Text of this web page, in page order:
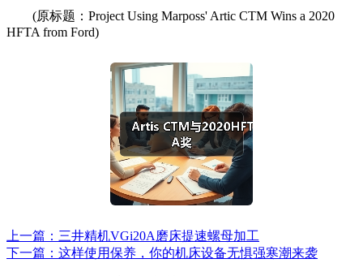
(原标题：Project Using Marposs' Artic CTM Wins a 2020
HFTA from Ford)
上一篇：三井精机VGi20A磨床提速螺母加工
下一篇：这样使用保养，你的机床设备无惧强寒潮来袭